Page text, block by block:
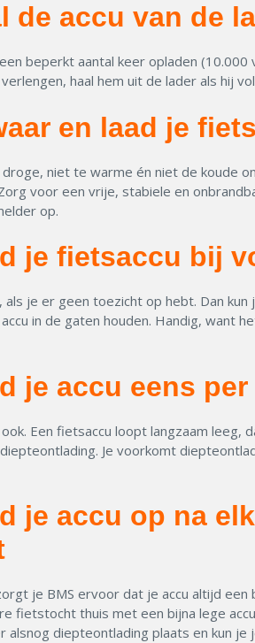
de accu van de
beperkt aantal keer opladen
haal hem uit de lader als hij
en laad je
niet te warme én niet de koude
voor een vrije, stabiele en
op.
je fietsaccu bij
als je er geen toezicht op hebt. Dan
in de gaten houden. Handig, want
je accu eens
Een fietsaccu loopt langzaam
Je voorkomt
je accu op na
je BMS ervoor dat je accu altijd
fietstocht thuis met een bijna lege
alsnog diepteontlading plaats en kun je